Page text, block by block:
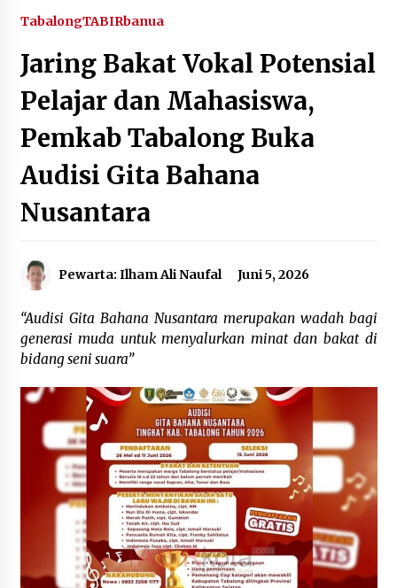
Agustus 5, 2026
Eksekusi Putusan PN, Kejari Kotabaru Setor
PNBP 400 Juta dari Kasus Tambang Ilegal
Agustus 5, 2026
Hadiri Forum Komunikasi dan Kemitraan BPJS,
Sekda Tapin Komitmen Tingkatkan Layanan
Kesehatan
Agustus 4, 2026
Kejari HST Musnahkan Barang Bukti 27 Perkara
Kejaksaan, Ada Apa?
Agustus 4, 2026
Dana Transfer Pusat Berkurang, Pemkab
Balangan Pastikan Enam Prioritas
Pembangunan Tetap Berjalan
Agustus 4, 2026
Perkuat Tata Kelola Pemerintahan dan
Pelayanan Publik, Bupati Barito Utara Pimpin
Kaji Tiru ke DIY
Agustus 4, 2026
TabalongTABIRbanua
Jaring Bakat Vokal Potensial
Pelajar dan Mahasiswa,
Pemkab Tabalong Buka
Audisi Gita Bahana
Nusantara
Pewarta: Ilham Ali Naufal Juni 5, 2026
“Audisi Gita Bahana Nusantara merupakan wadah bagi
generasi muda untuk menyalurkan minat dan bakat di
bidang seni suara”